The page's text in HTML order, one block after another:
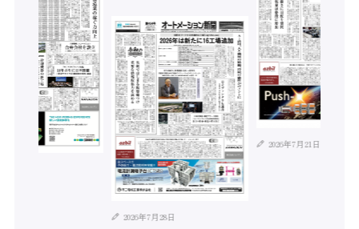
2026年7月28日
2026年7月21日